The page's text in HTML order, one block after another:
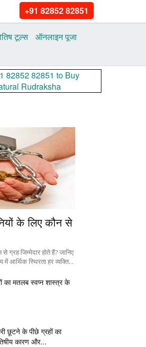
+91 82852 82851
टूल्‍स
ऑनलाइन पूजा
82852 82851 to Buy
Rudraksha
के लिए कौन से
ग्रह जिम्मेदार होते हैं? जानिए
आर्थिक स्थिरता हर व्यक्ति...
का मतलब स्वप्न शास्त्र के
छूटने के पीछे ग्रहों का
कारण और...